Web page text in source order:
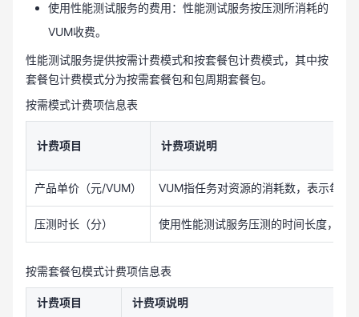
使用性能测试服务的费用：性能测试服务按压测所消耗的
VUM收费。
性能测试服务提供按需计费模式和按套餐包计费模式，其中按
套餐包计费模式分为按需套餐包和包周期套餐包。
按需模式计费项信息表
计费项目 计费项说明
产品单价（元/VUM） VUM指任务对资源的消耗数，表示每虚
压测时长（分） 使用性能测试服务压测的时间长度，单
按需套餐包模式计费项信息表
计费项目 计费项说明